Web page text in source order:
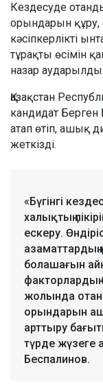
Кездесуде
орындарын
кәсіпкерлікті
тұрақты өсімін
назар аударылды.
Қазақстан
кандидат
атап өтіп, ашық
жеткізді.
«Бүгінгі
халықтың
ескеру.
азаматтардың
болашағын
факторлардың
жолында
орындарын
арттыру
түрде жүзеге
Беспалинов.